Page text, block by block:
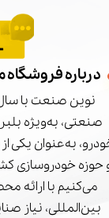
درباره فروشگاه
نوین صنعت با
صنعتی، به‌ویژه
به‌عنوان یکی
حوزه خودروسازی
می‌کنیم با ارائه
بین‌المللی، نیاز